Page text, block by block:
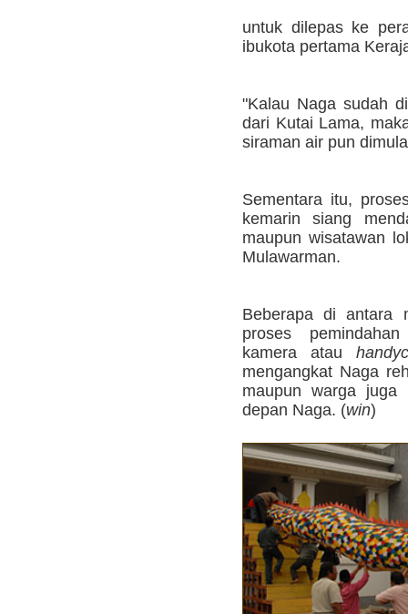
untuk dilepas ke
ibukota pertama
"Kalau Naga sudah
dari Kutai Lama,
siraman air pun
Sementara itu,
kemarin siang
maupun wisatawan
Mulawarman.
Beberapa di antara
proses
kamera atau
mengangkat Naga
maupun warga juga
depan Naga. (win)